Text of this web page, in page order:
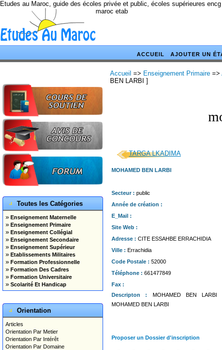
Etudes au Maroc, guide des écoles privée et public, écoles supérieures
maroc etab
ACCUEIL AJOUTER UN
Toutes les Catégories
» Enseignement Maternelle
» Enseignement Primaire
» Enseignement Collégial
» Enseignement Secondaire
» Enseignement Supérieur
» Etablissements Militaires
» Formation Professionnelle
» Formation Des Cadres
» Formation Universitaire
» Scolarité Et Handicap
Orientation
Articles
Orientation Par Metier
Orientation Par Intérêt
Orientation Par Domaine
Accueil => Enseignement Primaire =>
BEN LARBI ]
TARGA LKADIMA
MOHAMED BEN LARBI
Secteur : public
Année de création :
E_Mail :
Site Web :
Adresse : CITE ESSAHBE ERRACHIDIA
Ville : Errachidia
Code Postale : 52000
Téléphone : 661477849
Fax :
Descripton : MOHAMED BEN LARBI
MOHAMED BEN LARBI
Proposer un Dossier d'inscription